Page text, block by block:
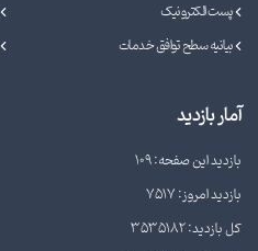
پست الکترونیک
بیانیه سطح توافق خدمات
آمار بازدید
بازدید این صفحه: 109
بازدید امروز: 7517
کل بازدید: 3535182